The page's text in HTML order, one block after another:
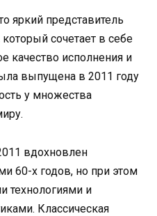
яркий представитель
сочетает в себе
качество исполнения и
выпущена в 2011 году
у множества
вдохновлен
60-х годов, но при этом
технологиями и
Классическая